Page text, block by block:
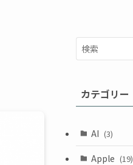
カテゴリー
AI (3)
Apple (19)